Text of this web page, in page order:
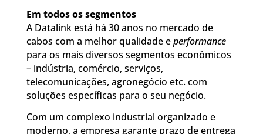
Em todos os segmentos
A Datalink está há 30 anos no mercado de
cabos com a melhor qualidade eperformance
para os mais diversos segmentos econômicos
– indústria, comércio, serviços,
telecomunicações, agronegócio etc. com
soluções específicas para o seu negócio.
Com um complexo industrial organizado e
moderno, a empresa garante prazo de entrega